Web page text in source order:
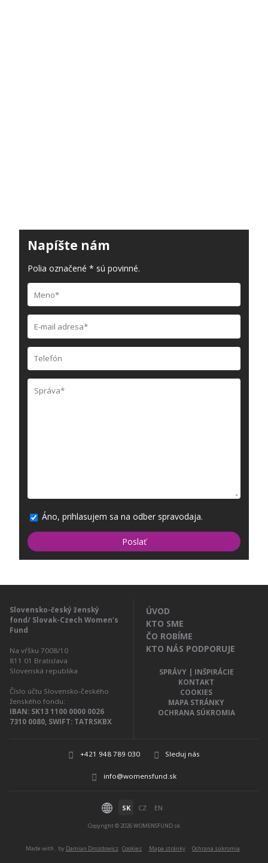
Napíšte nám
Polia označené * sú povinné.
Áno, prihlasujem sa na odber spravodaja.
Slovensko-český ženský
fond/ Slovak-Czech Women's
Fund
Na vŕšku 7008/10
811 01 Bratislava
Slovenská republika
Číslo účtu Slovensko-českého
ženského fondu:
IBAN: SK13 1100 0000 0026
7310 0080, SWIFT: TATRSKBX
ÚVOD
KTO SME
ČO ROBÍME
KTO NÁS PODPORUJE
SPRÁVY | INŠPIRÁCIE
KONTAKT
COOKIES
MAPA STRÁNKY
OCHRANA SÚKROMIA
+421 948 789 030 Sleduj nás
info@womensfund.sk
SK CZ EN
Copyright © 2026 WOMENSFUND.sk
Made with by Damian Drozdowicz Cookies Mapa stránky Ochrana súkromia